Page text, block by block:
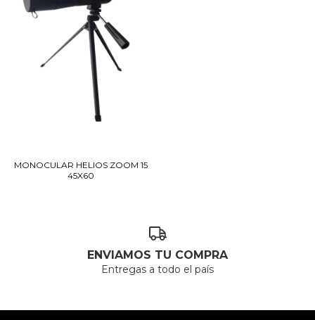
MONOCULAR HELIOS ZOOM 15
45X60
ENVIAMOS TU COMPRA
Entregas a todo el país